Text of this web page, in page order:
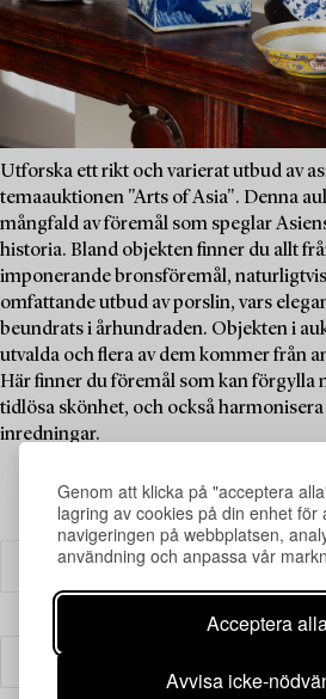
Genom att klicka på "acceptera
lagring av cookies på din enhet för
navigeringen på webbplatsen,
användning och anpassa vår
Acceptera
Avvisa icke-
Utforska ett rikt och varierat utbud av
temaauktionen "Arts of Asia". Denna
mångfald av föremål som speglar
historia. Bland objekten finner du allt
imponerande bronsföremål,
omfattande utbud av porslin, vars
beundrats i århundraden. Objekten i
utvalda och flera av dem kommer från
Här finner du föremål som kan förgylla
tidlösa skönhet, och också
inredningar.